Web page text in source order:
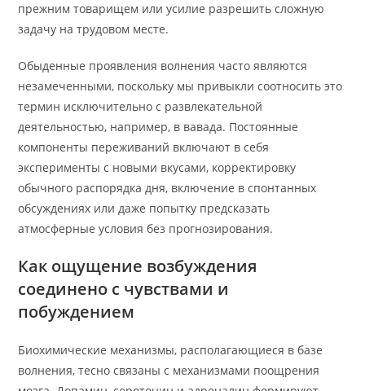
прежним товарищем или усилие разрешить сложную
задачу на трудовом месте.
Обыденные проявления волнения часто являются
незамеченными, поскольку мы привыкли соотносить это
термин исключительно с развлекательной
деятельностью, например, в вавада. Постоянные
компоненты переживаний включают в себя
эксперименты с новыми вкусами, корректировку
обычного распорядка дня, включение в спонтанных
обсуждениях или даже попытку предсказать
атмосферные условия без прогнозирования.
Как ощущение возбуждения
соединено с чувствами и
побуждением
Биохимические механизмы, располагающиеся в базе
волнения, тесно связаны с механизмами поощрения